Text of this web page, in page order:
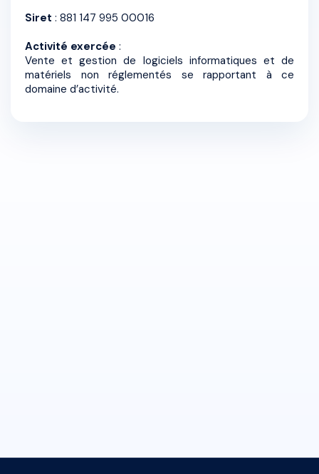
Siret : 881 147 995 00016
Activité exercée :
Vente et gestion de logiciels informatiques et de
matériels non réglementés se rapportant à ce
domaine d’activité.